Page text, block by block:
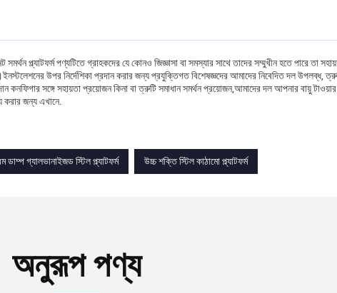
সমর্থন প্ল্যাটফর্ম পণ্যটিতে গ্রাহকদের যে কোনও জিজ্ঞাসা বা সমস্যার সাথে তাদের সম্মুখীন হতে পারে তা
উপর নির্দেশিকা প্রদান করার জন্য প্রযুক্তিগত বিশেষজ্ঞদের আমাদের নিবেদিত দল উপলব্ধ,
সঙ্গে সহায়তা প্রয়োজন কিনা বা ত্রুটি সমাধান সমর্থন প্রয়োজন,আমাদের দল আপনার বায়ু টাওয়ার
করার জন্য এখানে.
ডাম্প গ্যালভানাইজড স্টিল প্ল্যাটফর্ম উচ্চ শক্তি স্টিল কাঠামো প্ল্যাটফর্ম
অনুরূপ পণ্য